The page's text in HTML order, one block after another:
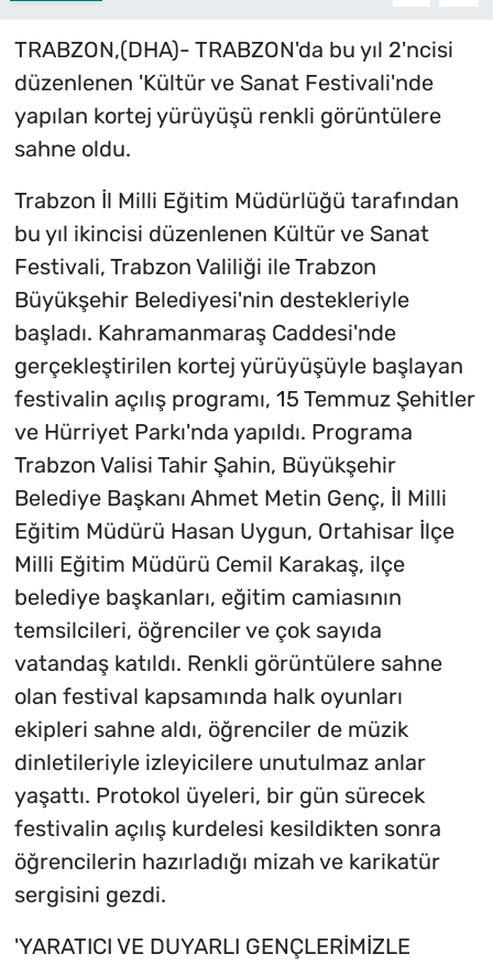
TRABZON,(DHA)- TRABZON'da bu yıl 2'ncisi
düzenlenen 'Kültür ve Sanat Festivali'nde
yapılan kortej yürüyüşü renkli görüntülere
sahne oldu.
Trabzon İl Milli Eğitim Müdürlüğü tarafından
bu yıl ikincisi düzenlenen Kültür ve Sanat
Festivali, Trabzon Valiliği ile Trabzon
Büyükşehir Belediyesi'nin destekleriyle
başladı. Kahramanmaraş Caddesi'nde
gerçekleştirilen kortej yürüyüşüyle başlayan
festivalin açılış programı, 15 Temmuz Şehitler
ve Hürriyet Parkı'nda yapıldı. Programa
Trabzon Valisi Tahir Şahin, Büyükşehir
Belediye Başkanı Ahmet Metin Genç, İl Milli
Eğitim Müdürü Hasan Uygun, Ortahisar İlçe
Milli Eğitim Müdürü Cemil Karakaş, ilçe
belediye başkanları, eğitim camiasının
temsilcileri, öğrenciler ve çok sayıda
vatandaş katıldı. Renkli görüntülere sahne
olan festival kapsamında halk oyunları
ekipleri sahne aldı, öğrenciler de müzik
dinletileriyle izleyicilere unutulmaz anlar
yaşattı. Protokol üyeleri, bir gün sürecek
festivalin açılış kurdelesi kesildikten sonra
öğrencilerin hazırladığı mizah ve karikatür
sergisini gezdi.
'YARATICI VE DUYARLI GENÇLERİMİZLE